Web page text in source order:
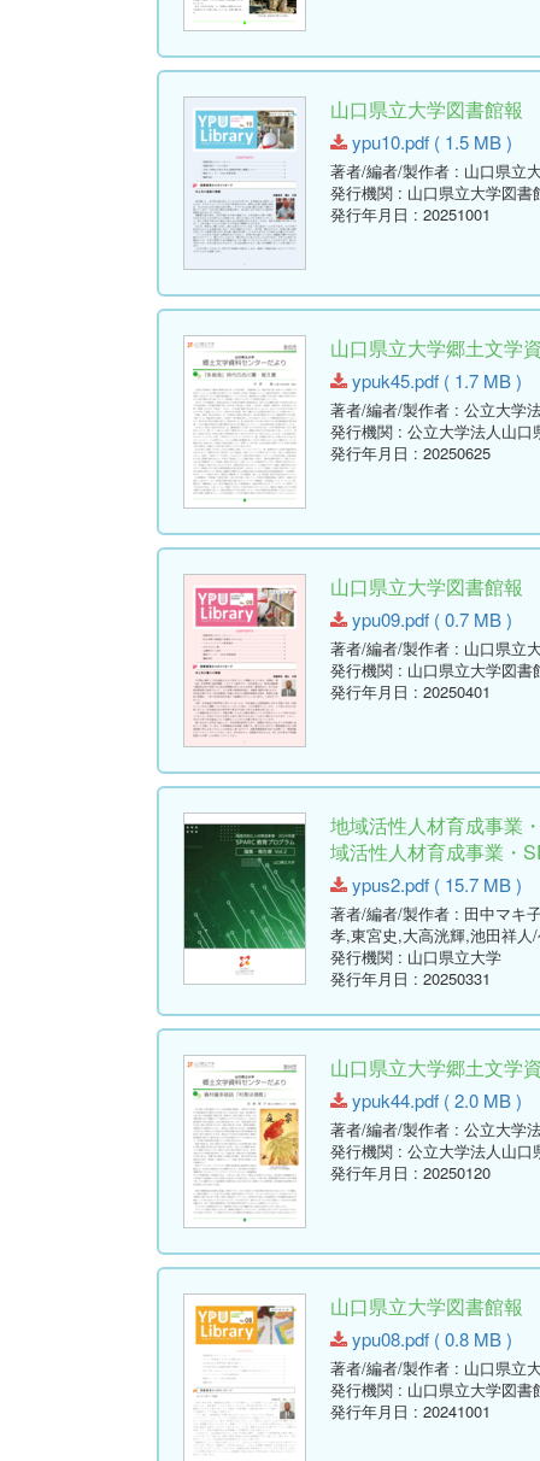
山口県立大学図書館報
ypu10.pdf ( 1.5 MB )
著者/編者/製作者 : 山口県立
発行機関 : 山口県立大学図書
発行年月日 : 20251001
山口県立大学郷土文学
ypuk45.pdf ( 1.7 MB )
著者/編者/製作者 : 公立大学
発行機関 : 公立大学法人山口
発行年月日 : 20250625
山口県立大学図書館報
ypu09.pdf ( 0.7 MB )
著者/編者/製作者 : 山口県立
発行機関 : 山口県立大学図書
発行年月日 : 20250401
地域活性人材育成事業
域活性人材育成事業・
ypus2.pdf ( 15.7 MB )
著者/編者/製作者 : 田中マキ
孝,東宮史,大高洸輝,池田祥
発行機関 : 山口県立大学
発行年月日 : 20250331
山口県立大学郷土文学
ypuk44.pdf ( 2.0 MB )
著者/編者/製作者 : 公立大学
発行機関 : 公立大学法人山口
発行年月日 : 20250120
山口県立大学図書館報
ypu08.pdf ( 0.8 MB )
著者/編者/製作者 : 山口県立
発行機関 : 山口県立大学図書
発行年月日 : 20241001